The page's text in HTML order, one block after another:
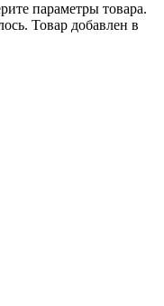
параметры товара.
Товар добавлен в